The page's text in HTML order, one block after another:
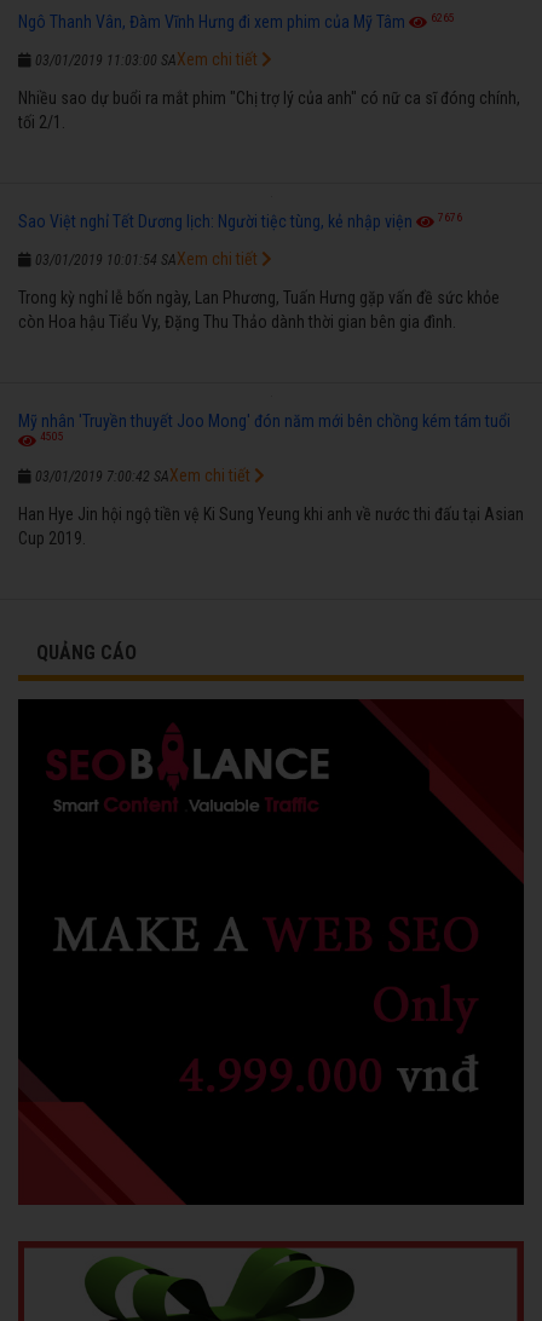
Ngô Thanh Vân, Đàm Vĩnh Hưng đi xem phim của Mỹ Tâm 6265
03/01/2019 11:03:00 SA
Nhiều sao dự buổi ra mắt phim "Chị trợ lý của anh" có nữ ca sĩ đóng chính,
tối 2/1.
Xem chi tiết
Sao Việt nghỉ Tết Dương lịch: Người tiệc tùng, kẻ nhập viện 7676
03/01/2019 10:01:54 SA
Trong kỳ nghỉ lễ bốn ngày, Lan Phương, Tuấn Hưng gặp vấn đề sức khỏe
còn Hoa hậu Tiểu Vy, Đặng Thu Thảo dành thời gian bên gia đình.
Xem chi tiết
Mỹ nhân 'Truyền thuyết Joo Mong' đón năm mới bên chồng kém tám tuổi
4505
03/01/2019 7:00:42 SA
Han Hye Jin hội ngộ tiền vệ Ki Sung Yeung khi anh về nước thi đấu tại Asian
Cup 2019.
Xem chi tiết
QUẢNG CÁO